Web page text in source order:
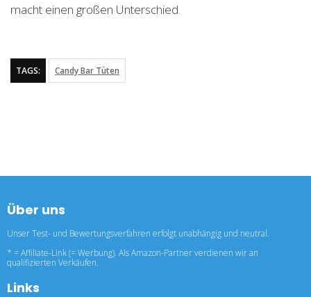
macht einen großen Unterschied.
TAGS: Candy Bar Tüten
Über uns
Unser Test- und Bewertungsverfahren erfolgt unabhängig und neutral.
* = Affiliate-Link (= Werbung). Als Amazon-Partner verdienen wir an
qualifizierten Verkäufen.
Links